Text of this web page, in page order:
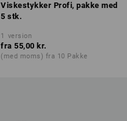
Viskestykker Profi, pakke med
5 stk.
1 version
fra 55,00 kr.
(med moms) fra 10 Pakke